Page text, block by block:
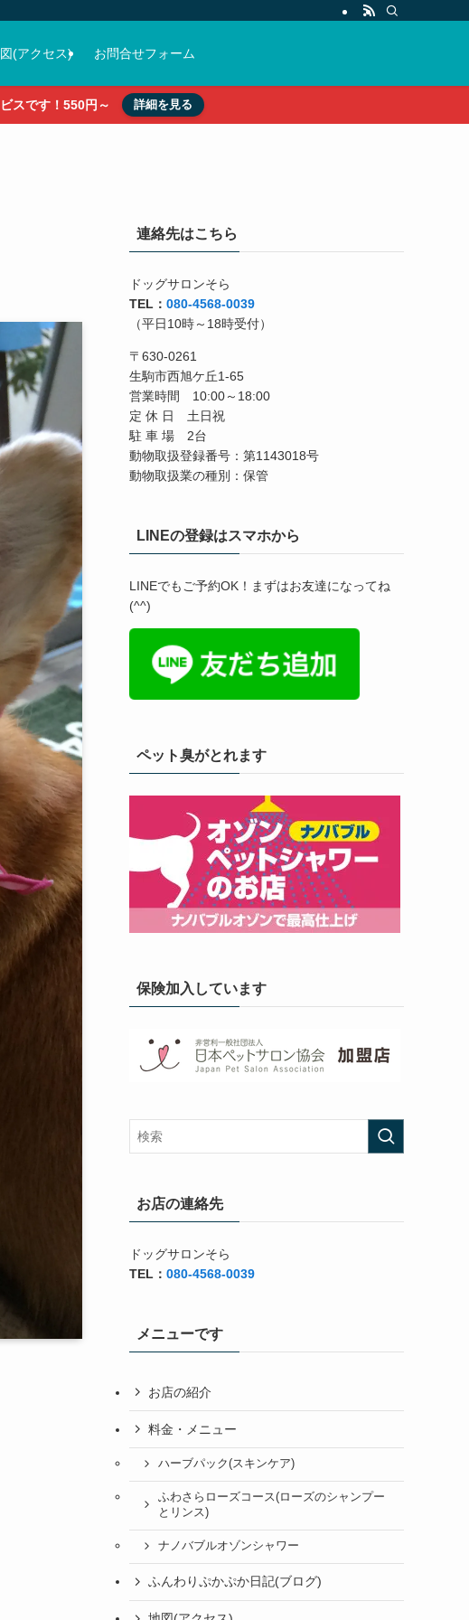
(アクセス) お問合せフォーム
スです！550円～ 詳細を見る
連絡先はこちら
ドッグサロンそら
TEL： 080-4568-0039
（平日10時～18時受付）
〒630-0261
生駒市西旭ケ丘1-65
営業時間 10:00～18:00
定 休 日 土日祝
駐 車 場 2台
動物取扱登録番号：第1143018号
動物取扱業の種別：保管
LINEの登録はスマホから
LINEでもご予約OK！まずはお友達になってね
(^^)
ペット臭がとれます
保険加入しています
お店の連絡先
ドッグサロンそら
TEL： 080-4568-0039
メニューです
お店の紹介
料金・メニュー
ハーブパック(スキンケア)
ふわさらローズコース(ローズのシャンプー
とリンス)
ナノバブルオゾンシャワー
ふんわりぷかぷか日記(ブログ)